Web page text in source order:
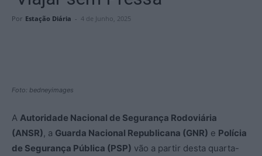
Por Estação Diária - 4 de Junho, 2025
Foto: bedneyimages
A Autoridade Nacional de Segurança Rodoviária
(ANSR), a Guarda Nacional Republicana (GNR) e Polícia
de Segurança Pública (PSP) vão a partir desta quarta-